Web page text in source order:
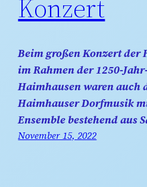
Konzert
Beim großen Konzert der
im Rahmen der 1250-
Haimhausen waren auch
Haimhauser Dorfmusik
Ensemble bestehend aus
November 15, 2022